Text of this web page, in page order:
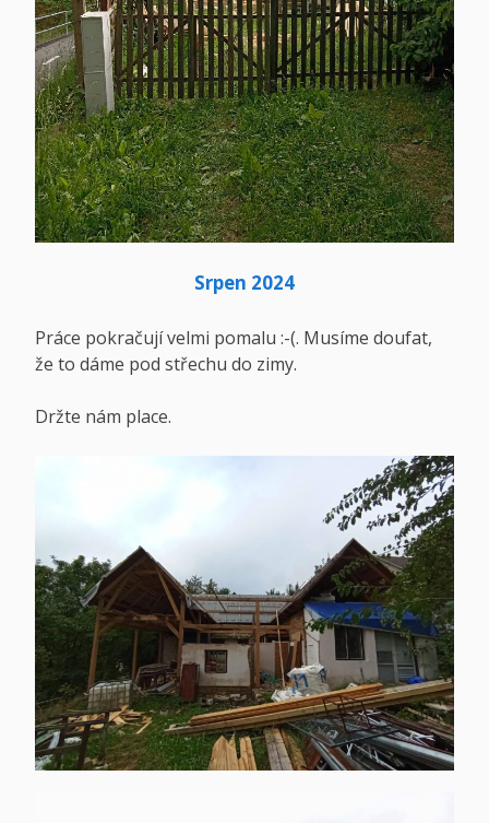
Srpen 2024
Práce pokračují velmi pomalu :-(. Musíme doufat,
že to dáme pod střechu do zimy.
Držte nám place.